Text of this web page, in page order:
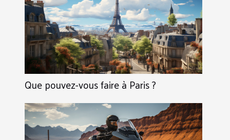
Que pouvez-vous faire à Paris ?